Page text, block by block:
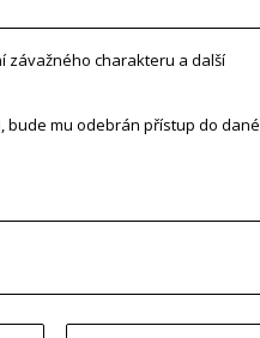
závažného charakteru a další
bude mu odebrán přístup do dané